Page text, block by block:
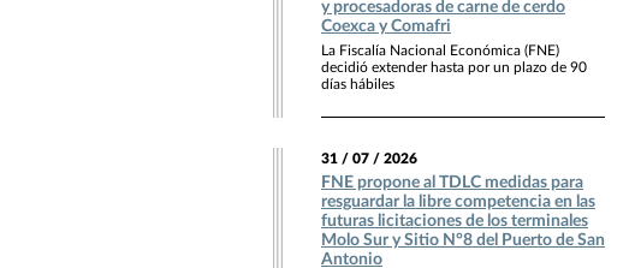
y procesadoras de carne de cerdo
Coexca y Comafri
La Fiscalía Nacional Económica (FNE)
decidió extender hasta por un plazo de 90
días hábiles
31 / 07 / 2026
FNE propone al TDLC medidas para
resguardar la libre competencia en las
futuras licitaciones de los terminales
Molo Sur y Sitio N°8 del Puerto de San
Antonio